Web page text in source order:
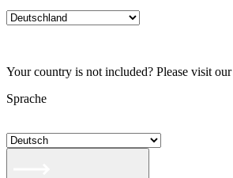
Your country is not included? Please visit our
Sprache